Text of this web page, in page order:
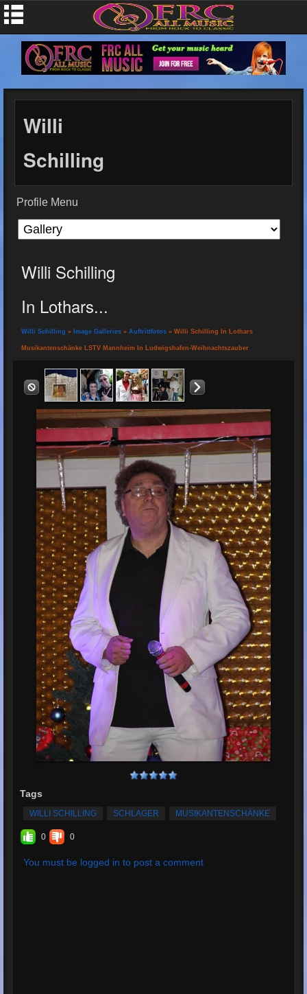
Willi
Schilling
Profile Menu
Willi Schilling
In Lothars...
Willi Schilling » Image Galleries » Auftrittfotos » Willi Schilling In Lothars
Musikantenschänke LSTV Mannheim In Ludwigshafen-Weihnachtszauber
Tags
WILLI SCHILLING SCHLAGER MUSIKANTENSCHÄNKE
0 0
You must be logged in to post a comment